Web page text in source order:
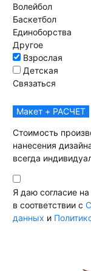
Волейбол
Баскетбол
Единоборства
Другое
Взрослая
Детская
Связаться
Макет + РАСЧЕТ
Стоимость
нанесения
всегда
Я даю согласие
в соответствии с
данных и